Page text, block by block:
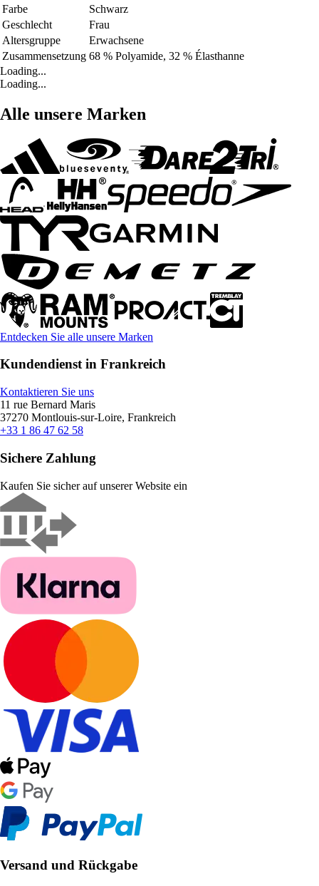
Farbe
Schwarz
Geschlecht
Frau
Altersgruppe
Erwachsene
Zusammensetzung 68 % Polyamide, 32 % Élasthanne
Loading...
Loading...
Alle unsere Marken
Entdecken Sie alle unsere Marken
Kundendienst in Frankreich
Kontaktieren Sie uns
11 rue Bernard Maris
37270 Montlouis-sur-Loire, Frankreich
+33 1 86 47 62 58
Sichere Zahlung
Kaufen Sie sicher auf unserer Website ein
Versand und Rückgabe